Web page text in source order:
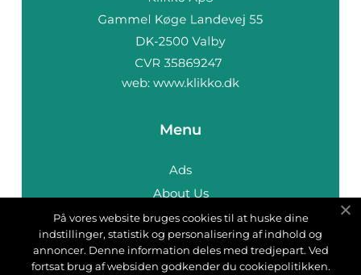
web: www.klikko.dk
Menu
Ads
About Us
Cookies
Contact
Sitemap
På vores website bruges cookies til at huske dine
indstillinger, statistik og personalisering af indhold og
annoncer. Denne information deles med tredjepart. Ved
fortsat brug af websiden godkender du cookiepolitikken.